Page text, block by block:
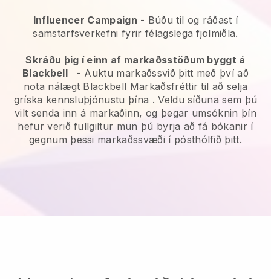
Influencer Campaign - Búðu til og ráðast í
samstarfsverkefni fyrir félagslega fjölmiðla.
Skráðu þig í einn af markaðsstöðum byggt á
Blackbell
- Auktu markaðssvið þitt með því að
nota nálægt Blackbell Markaðsfréttir til að selja
gríska kennsluþjónustu þína . Veldu síðuna sem þú
vilt senda inn á markaðinn, og þegar umsóknin þín
hefur verið fullgiltur mun þú byrja að fá bókanir í
gegnum þessi markaðssvæði í pósthólfið þitt.